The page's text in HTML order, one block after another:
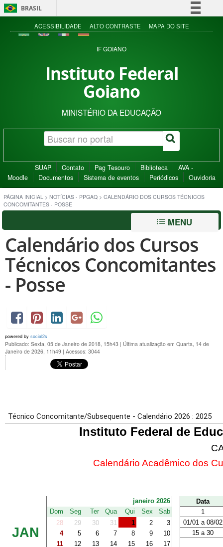
BRASIL
Simplifique!
Acesso à informação
ACESSIBILIDADE ALTO CONTRASTE MAPA DO SITE
IF GOIANO
Instituto Federal
Goiano
MINISTÉRIO DA EDUCAÇÃO
SUAP Contato Pag Tesouro Biblioteca
AVA -
Moodle
Documentos Sistema de eventos Periódicos Ouvidoria
PÁGINA INICIAL > NOTÍCIAS - PPGAQ > CALENDÁRIO DOS CURSOS TÉCNICOS
CONCOMITANTES - POSSE
MENU
Calendário dos Cursos
Técnicos Concomitantes
- Posse
powered by social2s
Publicado: Sexta, 05 de Janeiro de 2018, 15h43 | Última atualização em Quarta, 14 de
Janeiro de 2026, 11h49 | Acessos: 3044